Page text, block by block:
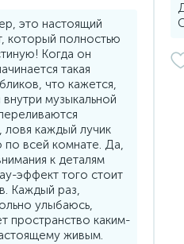
это настоящий
который полностью
Когда он
такая
что кажется,
музыкальной
ловя каждый лучик
по всей комнате. Да,
к деталям
эффект того стоит
Каждый раз,
улыбаюсь,
пространство каким-
живым.